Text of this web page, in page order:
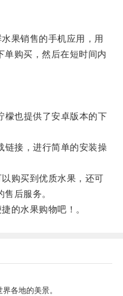
果销售的手机应用，用
单购买，然后在短时间内
也提供了安卓版本的下
接，进行简单的安装操
购买到优质水果，还可
后服务。
水果购物吧！。
各地的美景。